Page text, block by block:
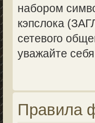
набором
кэпслока
сетевого
уважайте
Правила